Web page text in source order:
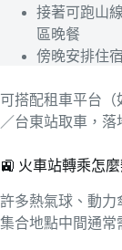
接著可跑山
區晚餐
傍晚安排住
可搭配租車平台（
／台東站取車，落
🚉 火車站轉乘怎
許多熱氣球、動力
集合地點中間通常